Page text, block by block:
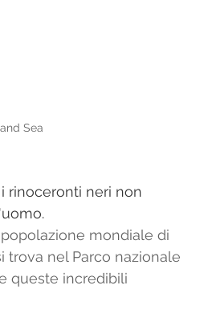
Sea
rinoceronti neri non
mondiale di
trova nel Parco nazionale
queste incredibili